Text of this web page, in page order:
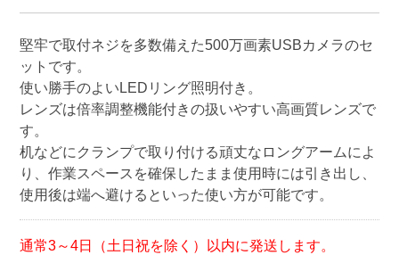
堅牢で取付ネジを多数備えた500万画素USBカメラのセ
ットです。
使い勝手のよいLEDリング照明付き。
レンズは倍率調整機能付きの扱いやすい高画質レンズで
す。
机などにクランプで取り付ける頑丈なロングアームによ
り、作業スペースを確保したまま使用時には引き出し、
使用後は端へ避けるといった使い方が可能です。
通常3～4日（土日祝を除く）以内に発送します。